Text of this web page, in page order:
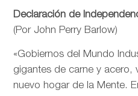
Declaración de
(Por John Perry Barlow)
«Gobiernos del Mundo
gigantes de carne y acero,
nuevo hogar de la Mente.